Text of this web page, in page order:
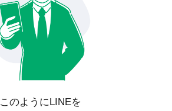
このようにLINEを